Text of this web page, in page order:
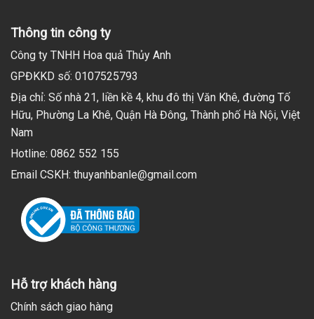
Thông tin công ty
Công ty TNHH Hoa quả Thủy Anh
GPĐKKD số: 0107525793
Địa chỉ: Số nhà 21, liền kề 4, khu đô thị Văn Khê, đường Tố
Hữu, Phường La Khê, Quận Hà Đông, Thành phố Hà Nội, Việt
Nam
Hotline: 0862 552 155
Email CSKH: thuyanhbanle@gmail.com
Hỗ trợ khách hàng
Chính sách giao hàng